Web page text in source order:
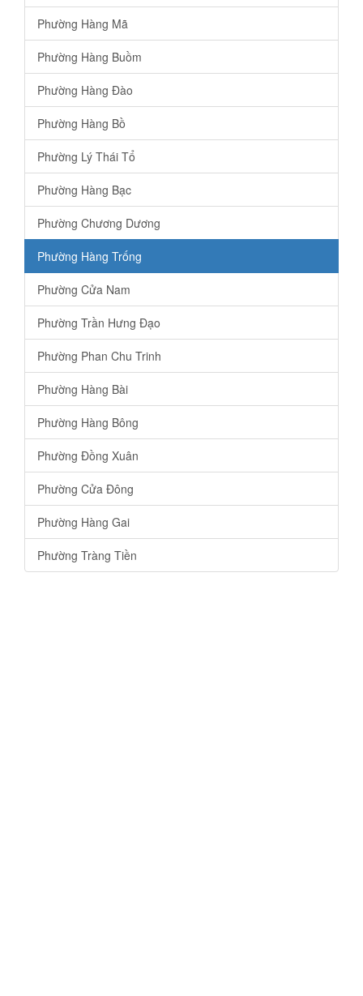
Phường Hàng Mã
Phường Hàng Buồm
Phường Hàng Đào
Phường Hàng Bồ
Phường Lý Thái Tổ
Phường Hàng Bạc
Phường Chương Dương
Phường Hàng Trống
Phường Cửa Nam
Phường Trần Hưng Đạo
Phường Phan Chu Trinh
Phường Hàng Bài
Phường Hàng Bông
Phường Đồng Xuân
Phường Cửa Đông
Phường Hàng Gai
Phường Tràng Tiền